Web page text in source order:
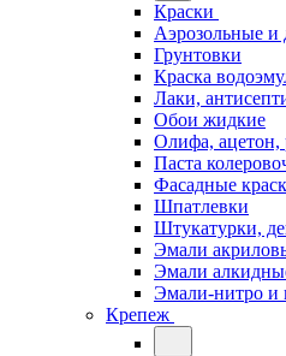
Краски
Аэрозольные и
Грунтовки
Краска
Лаки,
Обои жидкие
Олифа, ацетон,
Паста
Фасадные
Шпатлевки
Штукатурки,
Эмали
Эмали
Эмали-нитро и
Крепеж